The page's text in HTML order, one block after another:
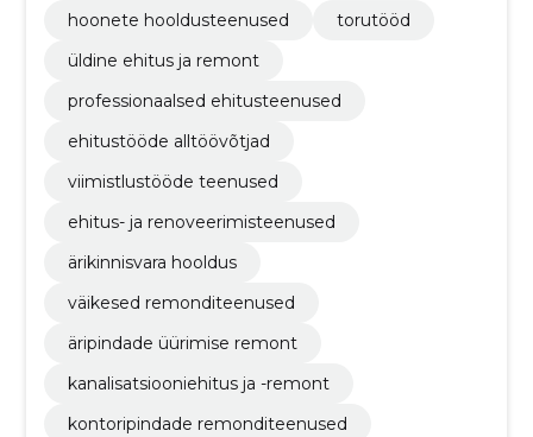
hoonete hooldusteenused
torutööd
üldine ehitus ja remont
professionaalsed ehitusteenused
ehitustööde alltöövõtjad
viimistlustööde teenused
ehitus- ja renoveerimisteenused
ärikinnisvara hooldus
väikesed remonditeenused
äripindade üürimise remont
kanalisatsiooniehitus ja -remont
kontoripindade remonditeenused